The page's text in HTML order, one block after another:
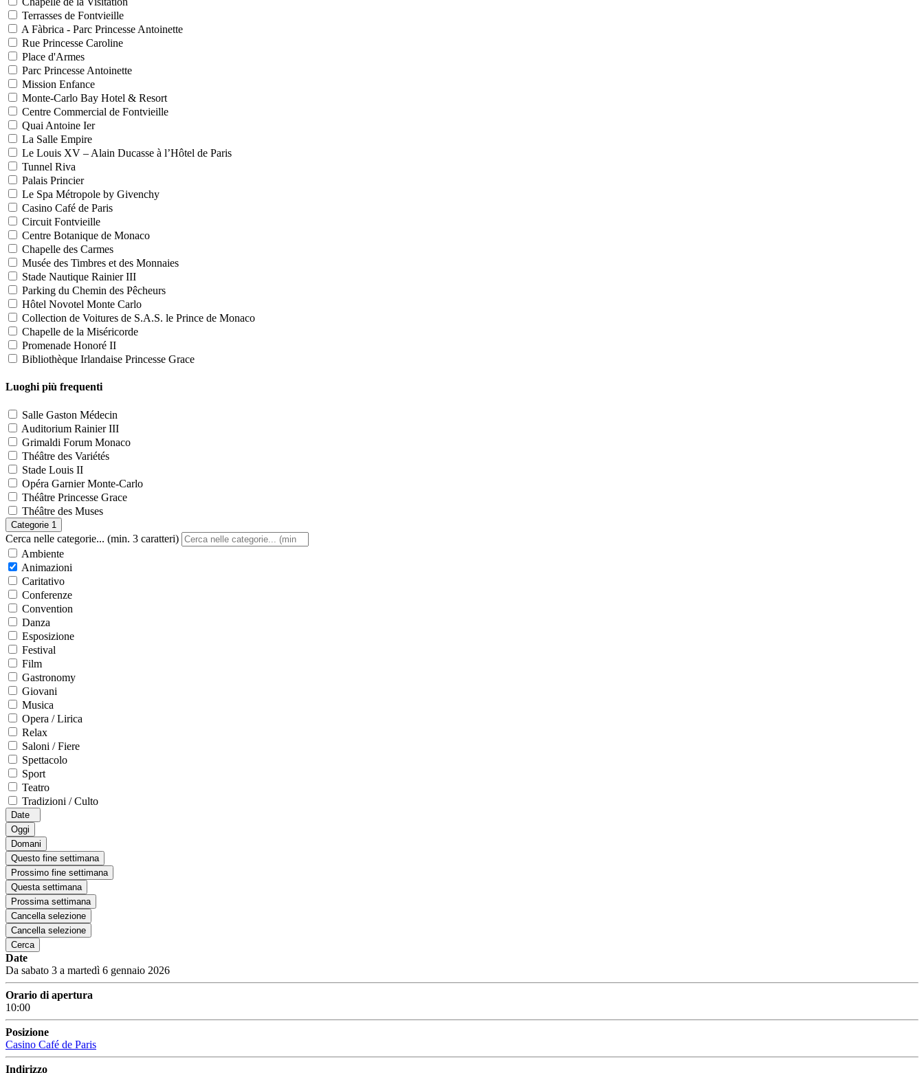
Terrasses de Fontvieille
A Fàbrica - Parc Princesse Antoinette
Rue Princesse Caroline
Place d'Armes
Parc Princesse Antoinette
Mission Enfance
Monte-Carlo Bay Hotel & Resort
Centre Commercial de Fontvieille
Quai Antoine Ier
La Salle Empire
Le Louis XV – Alain Ducasse à l’Hôtel de Paris
Tunnel Riva
Palais Princier
Le Spa Métropole by Givenchy
Casino Café de Paris
Circuit Fontvieille
Centre Botanique de Monaco
Chapelle des Carmes
Musée des Timbres et des Monnaies
Stade Nautique Rainier III
Parking du Chemin des Pêcheurs
Hôtel Novotel Monte Carlo
Collection de Voitures de S.A.S. le Prince de Monaco
Chapelle de la Miséricorde
Promenade Honoré II
Bibliothèque Irlandaise Princesse Grace
Luoghi più frequenti
Salle Gaston Médecin
Auditorium Rainier III
Grimaldi Forum Monaco
Théâtre des Variétés
Stade Louis II
Opéra Garnier Monte-Carlo
Théâtre Princesse Grace
Théâtre des Muses
Categorie 1
Cerca nelle categorie... (min. 3 caratteri)
Ambiente
Animazioni
Caritativo
Conferenze
Convention
Danza
Esposizione
Festival
Film
Gastronomy
Giovani
Musica
Opera / Lirica
Relax
Saloni / Fiere
Spettacolo
Sport
Teatro
Tradizioni / Culto
Date
Oggi
Domani
Questo fine settimana
Prossimo fine settimana
Questa settimana
Prossima settimana
Cancella selezione
Cancella selezione
Cerca
Date
Da sabato 3 a martedì 6 gennaio 2026
Orario di apertura
10:00
Posizione
Casino Café de Paris
Indirizzo